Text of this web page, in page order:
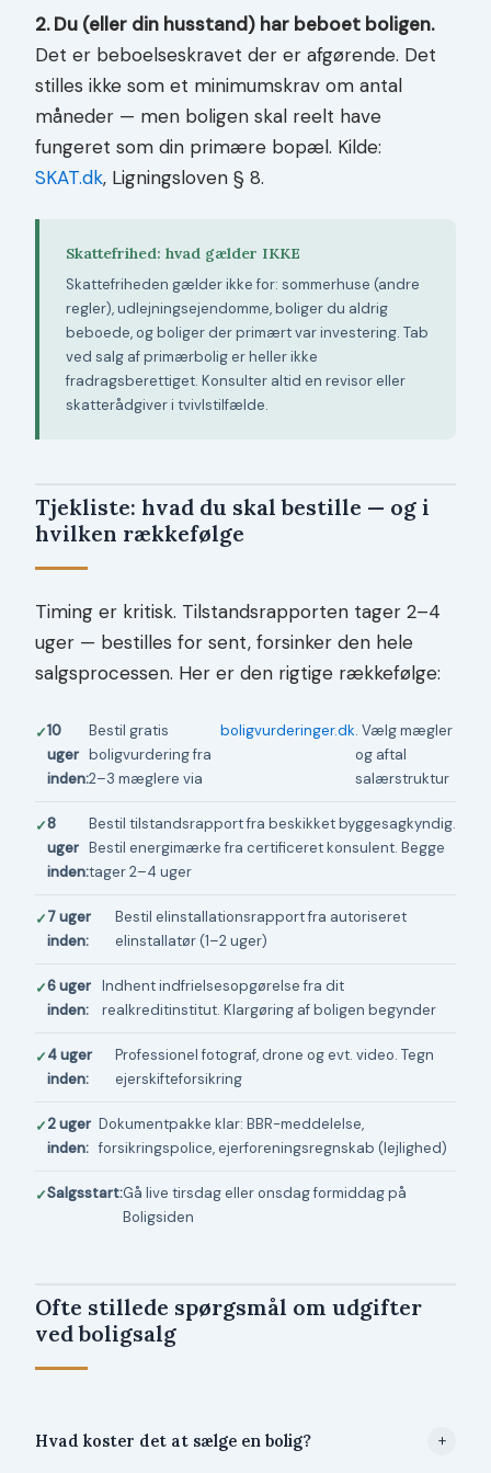
2. Du (eller din husstand) har beboet boligen.
Det er beboelseskravet der er afgørende. Det
stilles ikke som et minimumskrav om antal
måneder — men boligen skal reelt have
fungeret som din primære bopæl. Kilde:
SKAT.dk, Ligningsloven § 8.
Skattefrihed: hvad gælder IKKE
Skattefriheden gælder ikke for: sommerhuse (andre
regler), udlejningsejendomme, boliger du aldrig
beboede, og boliger der primært var investering. Tab
ved salg af primærbolig er heller ikke
fradragsberettiget. Konsulter altid en revisor eller
skatterådgiver i tvivlstilfælde.
Tjekliste: hvad du skal bestille — og i
hvilken rækkefølge
Timing er kritisk. Tilstandsrapporten tager 2–4
uger — bestilles for sent, forsinker den hele
salgsprocessen. Her er den rigtige rækkefølge:
10
uger
inden:
Bestil gratis
boligvurdering fra
2–3 mæglere via
boligvurderinger.dk. Vælg mægler
og aftal
salærstruktur
8
uger
inden:
Bestil tilstandsrapport fra beskikket byggesagkyndig.
Bestil energimærke fra certificeret konsulent. Begge
tager 2–4 uger
7 uger
inden:
Bestil elinstallationsrapport fra autoriseret
elinstallatør (1–2 uger)
6 uger
inden:
Indhent indfrielsesopgørelse fra dit
realkreditinstitut. Klargøring af boligen begynder
4 uger
inden:
Professionel fotograf, drone og evt. video. Tegn
ejerskifteforsikring
2 uger
inden:
Dokumentpakke klar: BBR-meddelelse,
forsikringspolice, ejerforeningsregnskab (lejlighed)
Salgsstart:Gå live tirsdag eller onsdag formiddag på
Boligsiden
Ofte stillede spørgsmål om udgifter
ved boligsalg
Hvad koster det at sælge en bolig? +